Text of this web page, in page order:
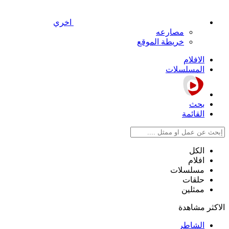
اخري
مصارعه
خريطة الموقع
الافلام
المسلسلات
بحث
القائمة
الكل
افلام
مسلسلات
حلقات
ممثلين
الاكثر مشاهدة
الشاطر